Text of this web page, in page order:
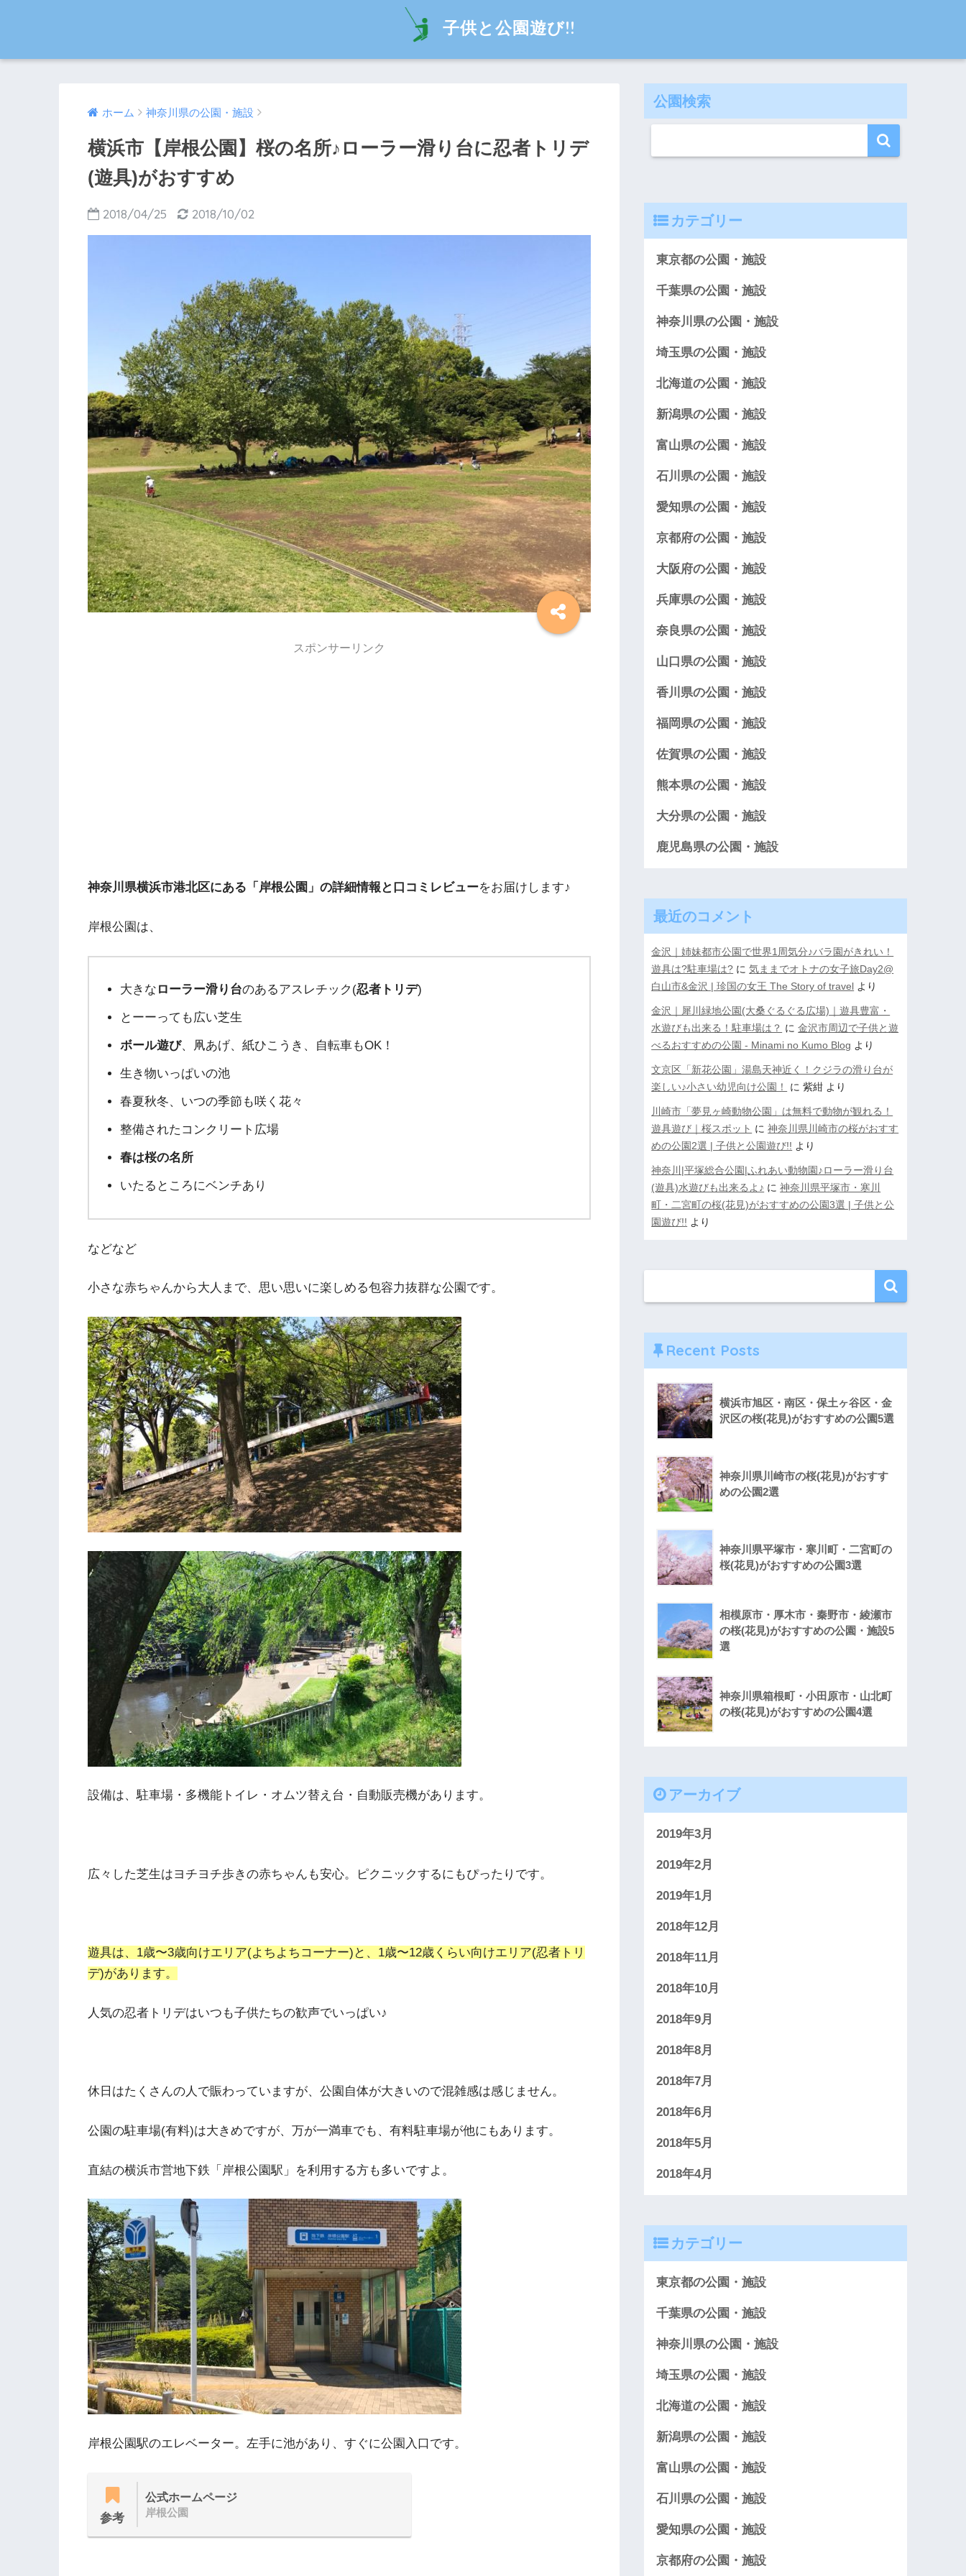
子供と公園遊び!!
ホーム 神奈川県の公園・施設
横浜市【岸根公園】桜の名所♪ローラー滑り台に忍者トリデ
(遊具)がおすすめ
2018/04/25 2018/10/02
スポンサーリンク
神奈川県横浜市港北区にある「岸根公園」の詳細情報と口コミレビューをお届けします♪
岸根公園は、
大きな ローラー滑り台のあるアスレチック(忍者トリデ)
とーーっても広い芝生
ボール遊び、凧あげ、紙ひこうき、自転車もOK！
生き物いっぱいの池
春夏秋冬、いつの季節も咲く花々
整備されたコンクリート広場
春は桜の名所
いたるところにベンチあり
などなど
小さな赤ちゃんから大人まで、思い思いに楽しめる包容力抜群な公園です。
設備は、駐車場・多機能トイレ・オムツ替え台・自動販売機があります。
広々した芝生はヨチヨチ歩きの赤ちゃんも安心。ピクニックするにもぴったりです。
遊具は、1歳〜3歳向けエリア(よちよちコーナー)と、1歳〜12歳くらい向けエリア(忍者トリ
デ)があります。
人気の忍者トリデはいつも子供たちの歓声でいっぱい♪
休日はたくさんの人で賑わっていますが、公園自体が大きいので混雑感は感じません。
公園の駐車場(有料)は大きめですが、万が一満車でも、有料駐車場が他にもあります。
直結の横浜市営地下鉄「岸根公園駅」を利用する方も多いですよ。
岸根公園駅のエレベーター。左手に池があり、すぐに公園入口です。
参考
公式ホームページ
岸根公園
公園検索
カテゴリー
東京都の公園・施設
千葉県の公園・施設
神奈川県の公園・施設
埼玉県の公園・施設
北海道の公園・施設
新潟県の公園・施設
富山県の公園・施設
石川県の公園・施設
愛知県の公園・施設
京都府の公園・施設
大阪府の公園・施設
兵庫県の公園・施設
奈良県の公園・施設
山口県の公園・施設
香川県の公園・施設
福岡県の公園・施設
佐賀県の公園・施設
熊本県の公園・施設
大分県の公園・施設
鹿児島県の公園・施設
最近のコメント
金沢｜姉妹都市公園で世界1周気分♪バラ園がきれい！
遊具は?駐車場は? に気ままでオトナの女子旅Day2@
白山市&金沢 | 珍国の女王 The Story of travel より
金沢｜犀川緑地公園(大桑ぐるぐる広場)｜遊具豊富・
水遊びも出来る！駐車場は？ に金沢市周辺で子供と遊
べるおすすめの公園 - Minami no Kumo Blog より
文京区「新花公園」湯島天神近く！クジラの滑り台が
楽しい♪小さい幼児向け公園！
に紫紺 より
川崎市「夢見ヶ崎動物公園」は無料で動物が観れる！
遊具遊び｜桜スポット に神奈川県川崎市の桜がおすす
めの公園2選 | 子供と公園遊び!! より
神奈川|平塚総合公園|ふれあい動物園♪ローラー滑り台
(遊具)水遊びも出来るよ♪ に神奈川県平塚市・寒川
町・二宮町の桜(花見)がおすすめの公園3選 | 子供と公
園遊び!! より
Recent Posts
横浜市旭区・南区・保土ヶ谷区・金
沢区の桜(花見)がおすすめの公園5選
神奈川県川崎市の桜(花見)がおすす
めの公園2選
神奈川県平塚市・寒川町・二宮町の
桜(花見)がおすすめの公園3選
相模原市・厚木市・秦野市・綾瀬市
の桜(花見)がおすすめの公園・施設5
選
神奈川県箱根町・小田原市・山北町
の桜(花見)がおすすめの公園4選
アーカイブ
2019年3月
2019年2月
2019年1月
2018年12月
2018年11月
2018年10月
2018年9月
2018年8月
2018年7月
2018年6月
2018年5月
2018年4月
カテゴリー
東京都の公園・施設
千葉県の公園・施設
神奈川県の公園・施設
埼玉県の公園・施設
北海道の公園・施設
新潟県の公園・施設
富山県の公園・施設
石川県の公園・施設
愛知県の公園・施設
京都府の公園・施設